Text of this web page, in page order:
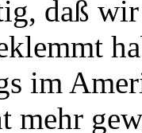
daß
im
mehr